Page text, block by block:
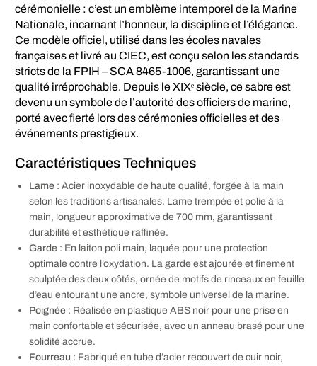
cérémonielle : c’est un emblème intemporel de la Marine
Nationale, incarnant l’honneur, la discipline et l’élégance.
Ce modèle officiel, utilisé dans les écoles navales
françaises et livré au CIEC, est conçu selon les standards
stricts de la FPIH – SCA 8465-1006, garantissant une
qualité irréprochable. Depuis le XIXᵉ siècle, ce sabre est
devenu un symbole de l’autorité des officiers de marine,
porté avec fierté lors des cérémonies officielles et des
événements prestigieux.
Caractéristiques Techniques
Lame : Acier inoxydable de haute qualité, forgée à la main
selon les traditions artisanales. Lame trempée et polie à la
main, longueur approximative de 700 mm, garantissant
durabilité et esthétique raffinée.
Garde : En laiton poli main, laquée pour une protection
optimale contre l’oxydation. La garde est ajourée et finement
sculptée des deux côtés, ornée de motifs de rinceaux en feuille
d’eau entourant une ancre, symbole universel de la marine.
Poignée : Réalisée en plastique ABS noir pour une prise en
main confortable et sécurisée, avec un anneau brasé pour une
solidité accrue.
Fourreau : Fabriqué en tube d’acier recouvert de cuir noir,